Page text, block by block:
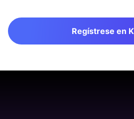
Regístrese en